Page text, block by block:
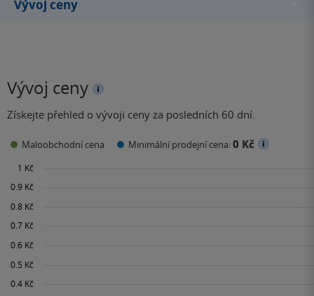
Vývoj ceny
Vývoj ceny
Získejte přehled o vývoji ceny za posledních 60 dní.
Maloobchodní cena Minimální prodejní cena:0 Kč